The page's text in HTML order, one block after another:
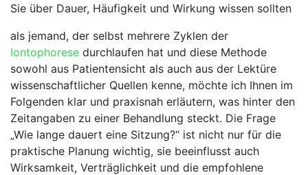
Sie‍ über​ Dauer, ‍Häufigkeit⁢ und Wirkung wissen sollten
als jemand, ⁢der⁢ selbst mehrere Zyklen der
Iontophorese durchlaufen hat und diese ⁤Methode
sowohl⁢ aus Patientensicht als auch aus der‌ Lektüre
wissenschaftlicher​ Quellen ​kenne, möchte ich Ihnen im
Folgenden klar und​ praxisnah ⁢erläutern, was ⁢hinter den
Zeitangaben zu einer Behandlung steckt. Die Frage
„Wie ⁢lange ​dauert⁣ eine Sitzung?“ ist nicht nur⁢ für die
praktische ⁣Planung wichtig, sie beeinflusst auch
⁢Wirksamkeit, ⁣Verträglichkeit und die empfohlene